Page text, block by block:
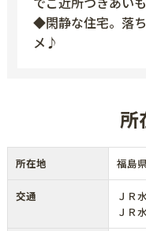
◆閑静な住宅。落
メ♪
所
所在地 福島
交通
ＪＲ
ＪＲ